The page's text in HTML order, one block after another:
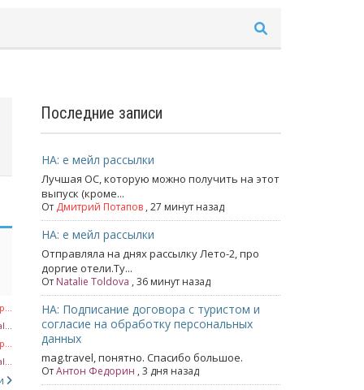
Последние записи
НА: е мейл рассылки
Лучшая ОС, которую можно получить на этот
выпуск (кроме...
От Дмитрий Потапов, 27 минут назад
НА: е мейл рассылки
Отправляла на днях рассылку Лето-2, про
доргие отели.Ту...
От Natalie Toldova , 36 минут назад
НА: Подписание договора с туристом и
согласие на обработку персональных
данных
mag.travel, понятно. Спасибо большое.
ОтАнтон Федорин , 3 дня назад